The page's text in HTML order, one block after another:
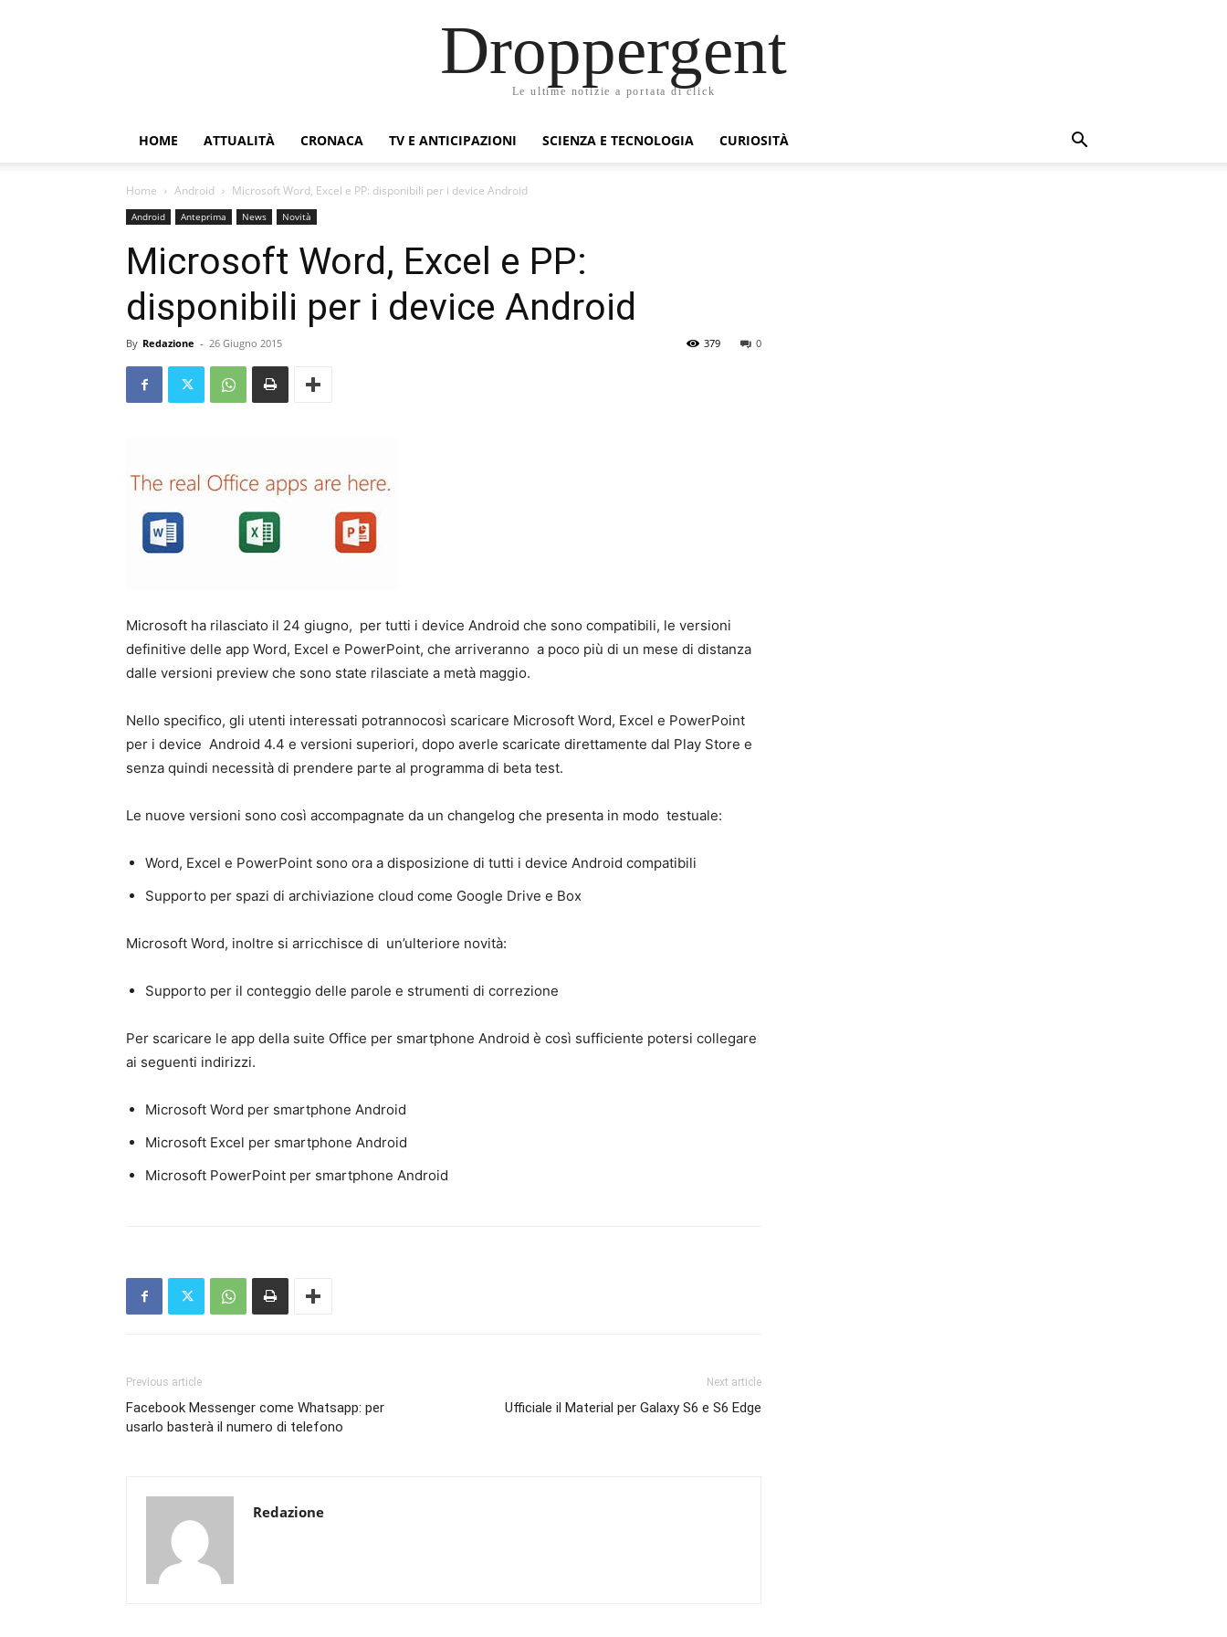
Droppergent
Le ultime notizie a portata di click
HOME ATTUALITÀ CRONACA TV E ANTICIPAZIONI SCIENZA E TECNOLOGIA CURIOSITÀ
Home Android Microsoft Word, Excel e PP: disponibili per i device Android
Android Anteprima News Novità
Microsoft Word, Excel e PP:
disponibili per i device Android
By Redazione - 26 Giugno 2015 0
379
Microsoft ha rilasciato il 24 giugno, per tutti i device Android che sono compatibili, le versioni
definitive delle app Word, Excel e PowerPoint, che arriveranno a poco più di un mese di distanza
dalle versioni preview che sono state rilasciate a metà maggio.
Nello specifico, gli utenti interessati potrannocosì scaricare Microsoft Word, Excel e PowerPoint
per i device Android 4.4 e versioni superiori, dopo averle scaricate direttamente dal Play Store e
senza quindi necessità di prendere parte al programma di beta test.
Le nuove versioni sono così accompagnate da un changelog che presenta in modo testuale:
Word, Excel e PowerPoint sono ora a disposizione di tutti i device Android compatibili
Supporto per spazi di archiviazione cloud come Google Drive e Box
Microsoft Word, inoltre si arricchisce di un’ulteriore novità:
Supporto per il conteggio delle parole e strumenti di correzione
Per scaricare le app della suite Office per smartphone Android è così sufficiente potersi collegare
ai seguenti indirizzi.
Microsoft Word per smartphone Android
Microsoft Excel per smartphone Android
Microsoft PowerPoint per smartphone Android
Previous article
Facebook Messenger come Whatsapp: per
usarlo basterà il numero di telefono
Next article
Ufficiale il Material per Galaxy S6 e S6 Edge
Redazione